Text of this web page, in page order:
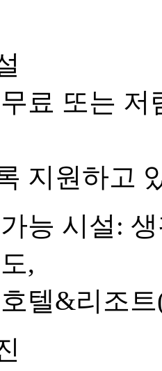
료 또는
지원하고
능 시설:
,
텔&리조